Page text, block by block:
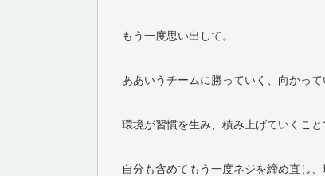
もう一度思い出して。
ああいうチームに勝っていく、向かっ
環境が習慣を生み、積み上げていくこ
自分も含めてもう一度ネジを締め直し